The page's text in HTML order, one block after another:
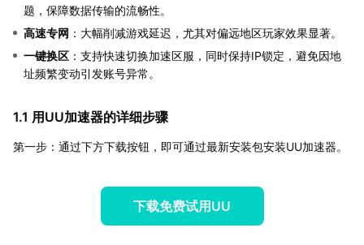
题，保障数据传输的流畅性。
高速专网 ：大幅削减游戏延迟，尤其对偏远地区玩家效果显著。
一键换区 ：支持快速切换加速区服，同时保持IP锁定，避免因地
址频繁变动引发账号异常。
1.1 用UU加速器的详细步骤
第一步：通过下方下载按钮，即可通过最新安装包安装UU加速器。
下载免费试用UU